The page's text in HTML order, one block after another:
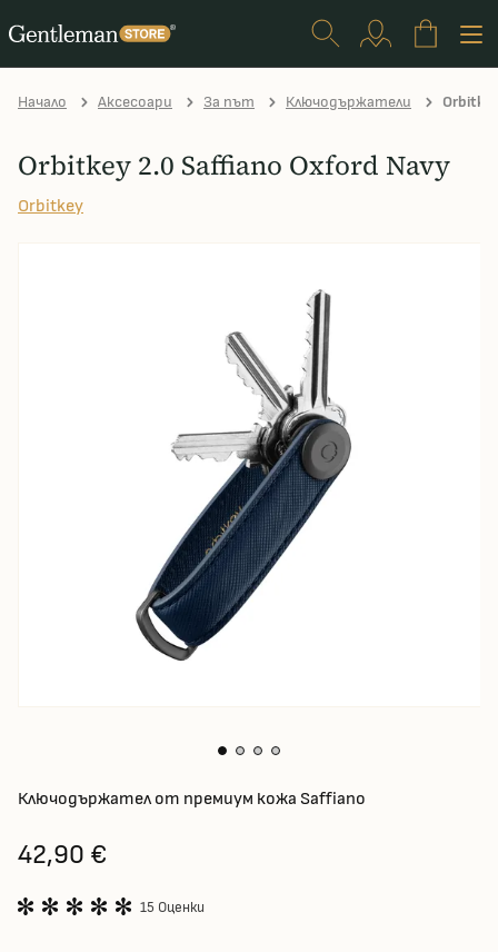
Начало Аксесоари За път Ключодържатели
Orbitkey 2.0 Saffiano Oxford Navy
Orbitkey
Ключодържател от премиум кожа Saffiano
42,90 €
15 Оценки